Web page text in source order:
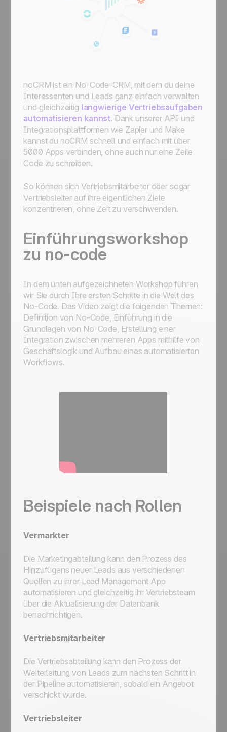
noCRM ist ein No-Code-CRM, mit dem du deine
Interessenten und Leads ganz einfach verwalten
und gleichzeitig langwierige Vertriebsaufgaben
automatisieren kannst. Dank unserer API und
Integrationsplattformen wie Zapier und Make
kannst du noCRM schnell und einfach mit über
5000 Apps verbinden, ohne auch nur eine Zeile
Code zu schreiben.
So können sich Vertriebsmitarbeiter oder sogar
Vertriebsleiter auf ihre eigentlichen Ziele
konzentrieren, ohne Zeit zu verschwenden.
Einführungsworkshop
zu no-code
In dem unten aufgezeichneten Workshop führen
wir Sie durch Ihre ersten Schritte in die Welt des
No-Code. Das Video zeigt die folgenden Themen:
Definition von No-Code, Einführung in die
Grundlagen von No-Code, Erstellung einer
Integration zwischen mehreren Apps mithilfe von
Geschäftslogik und Aufbau eines automatisierten
Workflows.
Beispiele nach Rollen
Vermarkter
Die Marketingabteilung kann den Prozess des
Hinzufügens neuer Leads aus verschiedenen
Quellen zu ihrer Lead Management App
automatisieren und gleichzeitig ihr Vertriebsteam
über die Aktualisierung der Datenbank
benachrichtigen.
Vertriebsmitarbeiter
Die Vertriebsabteilung kann den Prozess der
Weiterleitung von Leads zum nächsten Schritt in
der Pipeline automatisieren, sobald ein Angebot
verschickt wurde.
Vertriebsleiter